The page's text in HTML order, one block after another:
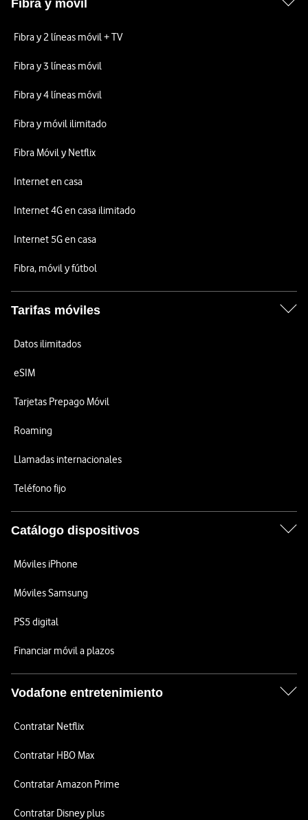
Fibra y móvil
Fibra y 2 líneas móvil + TV
Fibra y 3 líneas móvil
Fibra y 4 líneas móvil
Fibra y móvil ilimitado
Fibra Móvil y Netflix
Internet en casa
Internet 4G en casa ilimitado
Internet 5G en casa
Fibra, móvil y fútbol
Tarifas móviles
Datos ilimitados
eSIM
Tarjetas Prepago Móvil
Roaming
Llamadas internacionales
Teléfono fijo
Catálogo dispositivos
Móviles iPhone
Móviles Samsung
PS5 digital
Financiar móvil a plazos
Vodafone entretenimiento
Contratar Netflix
Contratar HBO Max
Contratar Amazon Prime
Contratar Disney plus